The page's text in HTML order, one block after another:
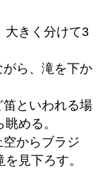
大きく分けて3
ら、滝を下か
といわれる場
める。
からブラジ
見下ろす。